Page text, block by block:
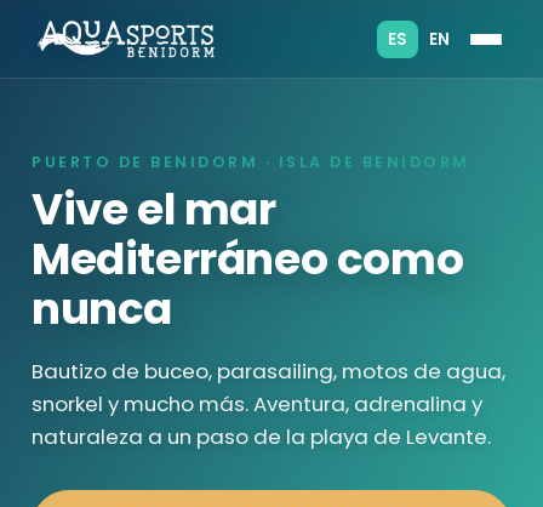
ES EN
PUERTO DE BENIDORM · ISLA DE BENIDORM
Vive el mar
Mediterráneo como
nunca
Bautizo de buceo, parasailing, motos de agua,
snorkel y mucho más. Aventura, adrenalina y
naturaleza a un paso de la playa de Levante.